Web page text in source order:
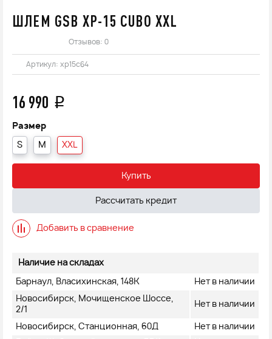
ШЛЕМ GSB XP-15 CUBO XXL
Отзывов: 0
Артикул: xp15c64
16 990 q
Размер
S M XXL
Купить
Рассчитать кредит
Добавить в сравнение
Наличие на складах
Барнаул, Власихинская, 148К
Нет в наличии
Новосибирск, Мочищенское Шоссе,
2/1
Нет в наличии
Новосибирск, Станционная, 60Д
Нет в наличии